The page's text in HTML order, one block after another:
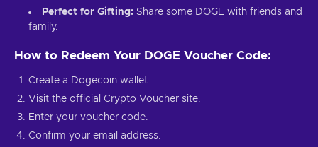
Perfect for Gifting: Share some DOGE with friends and
family.
How to Redeem Your DOGE Voucher Code:
Create a Dogecoin wallet.
Visit the official Crypto Voucher site.
Enter your voucher code.
Confirm your email address.